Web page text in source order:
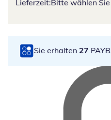
Lieferzeit:Bitte wählen
Sie erhalten 27